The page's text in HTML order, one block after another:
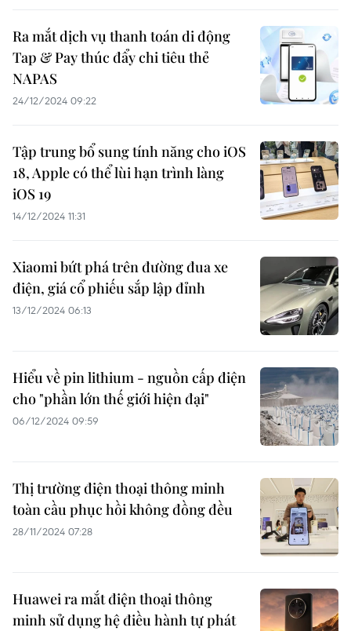
Ra mắt dịch vụ thanh toán di động
Tap & Pay thúc đẩy chi tiêu thẻ
NAPAS
24/12/2024 09:22
Tập trung bổ sung tính năng cho iOS
18, Apple có thể lùi hạn trình làng
iOS 19
14/12/2024 11:31
Xiaomi bứt phá trên đường đua xe
điện, giá cổ phiếu sắp lập đỉnh
13/12/2024 06:13
Hiểu về pin lithium - nguồn cấp điện
cho "phần lớn thế giới hiện đại"
06/12/2024 09:59
Thị trường điện thoại thông minh
toàn cầu phục hồi không đồng đều
28/11/2024 07:28
Huawei ra mắt điện thoại thông
minh sử dụng hệ điều hành tự phát